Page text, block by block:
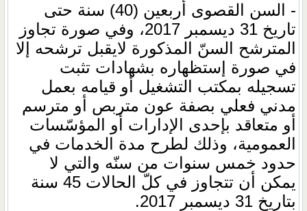
- السن القصوى أربعين (40) سنة حتى
تاريخ 31 ديسمبر 2017، وفي صورة تجاوز
المترشح السنّ المذكورة لايقبل ترشحه إلا
في صورة إستظهاره بشهادات تثبت
تسجيله بمكتب التشغيل أو قيامه بعمل
مدني فعلي بصفة عون متربص أو مترسم
أو متعاقد بإحدى الإدارات أو المؤسّسات
العمومية، وذلك لطرح مدة الخدمات في
حدود خمس سنوات من سنّه والتي لا
يمكن أن تتجاوز في كلّ الحالات 45 سنة
بتاريخ 31 ديسمبر 2017.